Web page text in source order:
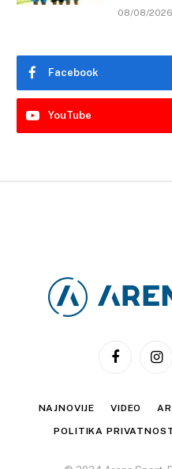
08/08/2026
Facebook
YouTube
Facebook
NAJNOVIJE VIDEO
POLITIKA